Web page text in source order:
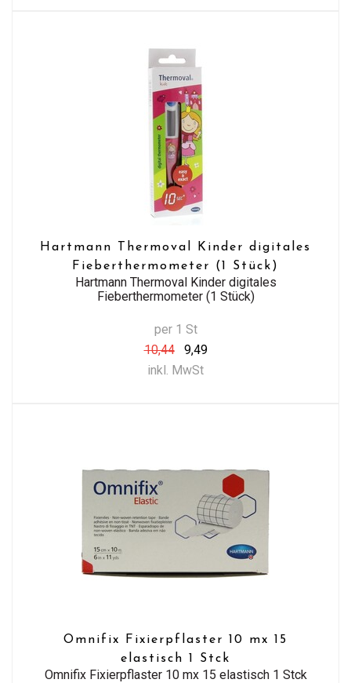
Hartmann Thermoval Kinder digitales
Fieberthermometer (1 Stück)
Hartmann Thermoval Kinder digitales
Fieberthermometer (1 Stück)
per 1 St
10,44
9,49
inkl. MwSt
Omnifix Fixierpflaster 10 mx 15
elastisch 1 Stck
Omnifix Fixierpflaster 10 mx 15 elastisch 1 Stck